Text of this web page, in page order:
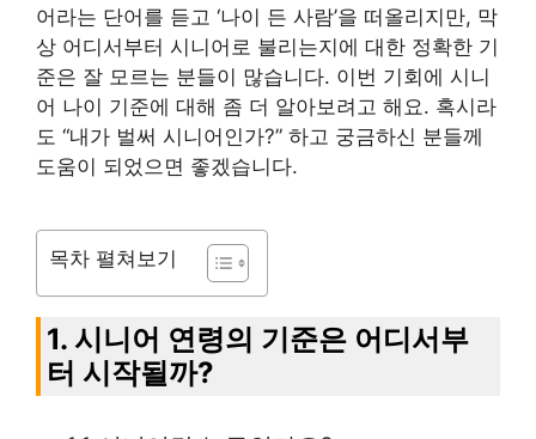
어라는 단어를 듣고 ‘나이 든 사람’을 떠올리지만, 막
상 어디서부터 시니어로 불리는지에 대한 정확한 기
준은 잘 모르는 분들이 많습니다. 이번 기회에 시니
어 나이 기준에 대해 좀 더 알아보려고 해요. 혹시라
도 “내가 벌써 시니어인가?” 하고 궁금하신 분들께
도움이 되었으면 좋겠습니다.
목차 펼쳐보기
1. 시니어 연령의 기준은 어디서부
터 시작될까?